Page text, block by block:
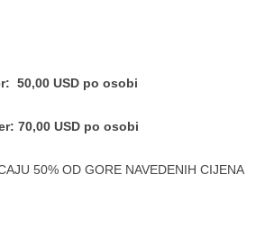
50,00 USD po osobi
70,00 USD po osobi
50% OD GORE NAVEDENIH CIJENA